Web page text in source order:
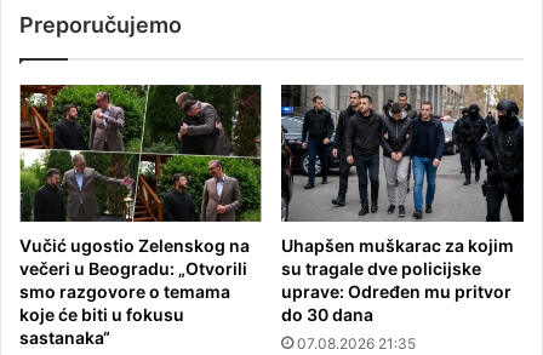
Preporučujemo
Vučić ugostio Zelenskog na
večeri u Beogradu: „Otvorili
smo razgovore o temama
koje će biti u fokusu
sastanaka“
Uhapšen muškarac za kojim
su tragale dve policijske
uprave: Određen mu pritvor
do 30 dana
07.08.2026 21:35